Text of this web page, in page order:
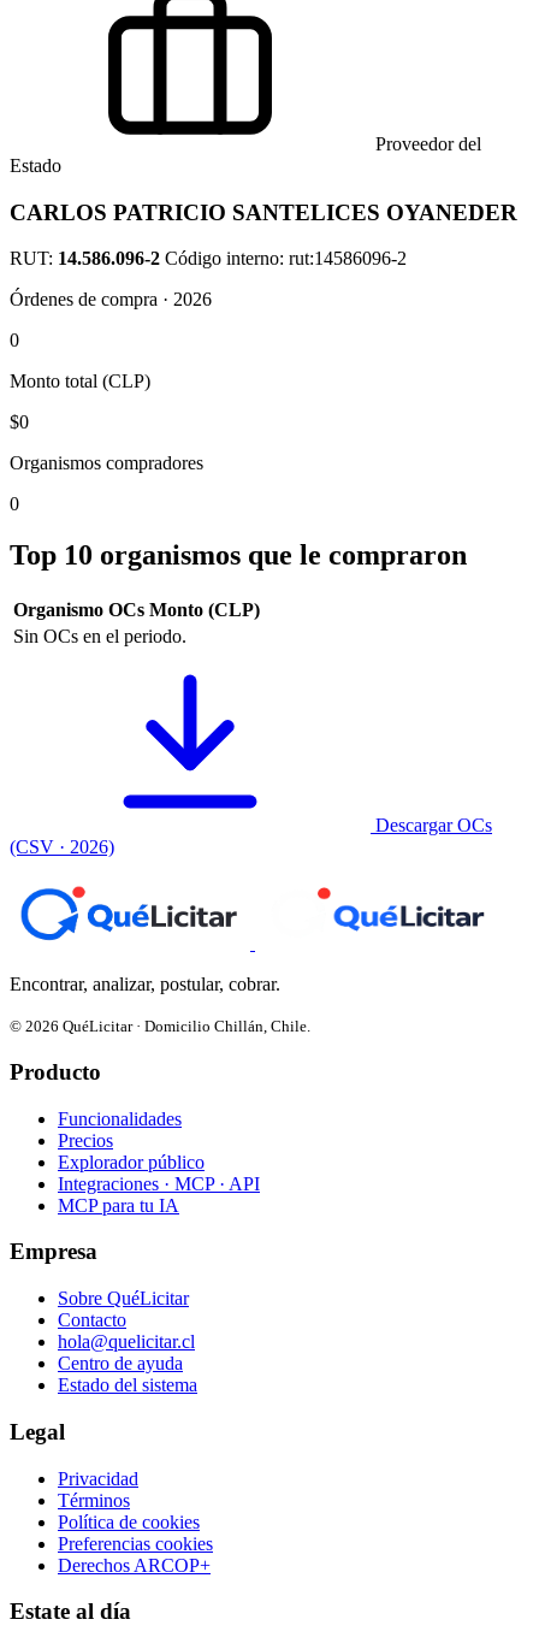
Proveedor del
Estado
CARLOS PATRICIO SANTELICES OYANEDER
RUT: 14.586.096-2 Código interno: rut:14586096-2
Órdenes de compra · 2026
0
Monto total (CLP)
$0
Organismos compradores
0
Top 10 organismos que le compraron
Organismo OCs Monto (CLP)
Sin OCs en el periodo.
Descargar OCs
(CSV · 2026)
Encontrar, analizar, postular, cobrar.
© 2026 QuéLicitar · Domicilio Chillán, Chile.
Producto
Funcionalidades
Precios
Explorador público
Integraciones · MCP · API
MCP para tu IA
Empresa
Sobre QuéLicitar
Contacto
hola@quelicitar.cl
Centro de ayuda
Estado del sistema
Legal
Privacidad
Términos
Política de cookies
Preferencias cookies
Derechos ARCOP+
Estate al día